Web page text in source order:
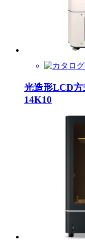
光造形LCD方
14K10